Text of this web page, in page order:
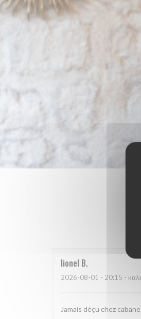
lionel B
2026-08-01 - 20:15 -
Jamais déçu chez